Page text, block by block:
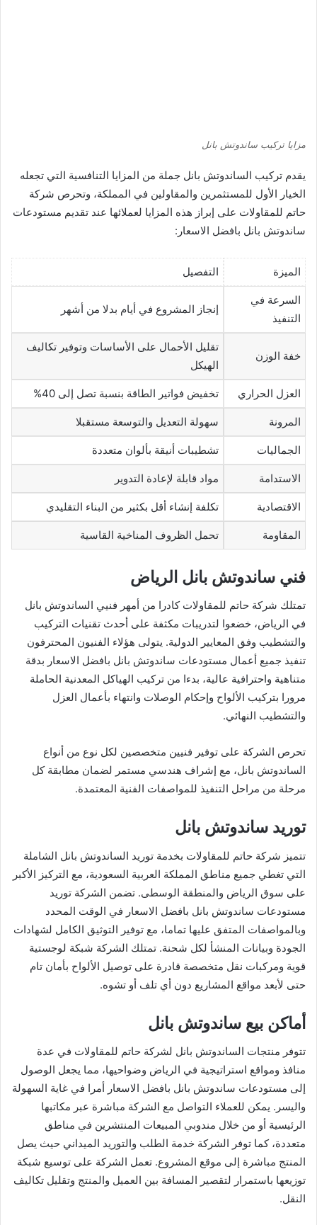
مزايا تركيب ساندوتش بانل
يقدم تركيب الساندوتش بانل جملة من المزايا التنافسية التي تجعله
الخيار الأول للمستثمرين والمقاولين في المملكة، وتحرص شركة
حاتم للمقاولات على إبراز هذه المزايا لعملائها عند تقديم مستودعات
ساندوتش بانل بافضل الاسعار:
الميزة التفصيل
السرعة في
التنفيذ
إنجاز المشروع في أيام بدلا من أشهر
خفة الوزن
تقليل الأحمال على الأساسات وتوفير تكاليف
الهيكل
العزل الحراري تخفيض فواتير الطاقة بنسبة تصل إلى 40%
المرونة سهولة التعديل والتوسعة مستقبلا
الجماليات تشطيبات أنيقة بألوان متعددة
الاستدامة مواد قابلة لإعادة التدوير
الاقتصادية تكلفة إنشاء أقل بكثير من البناء التقليدي
المقاومة تحمل الظروف المناخية القاسية
فني ساندوتش بانل الرياض
تمتلك شركة حاتم للمقاولات كادرا من أمهر فنيي الساندوتش بانل
في الرياض، خضعوا لتدريبات مكثفة على أحدث تقنيات التركيب
والتشطيب وفق المعايير الدولية. يتولى هؤلاء الفنيون المحترفون
تنفيذ جميع أعمال مستودعات ساندوتش بانل بافضل الاسعار بدقة
متناهية واحترافية عالية، بدءا من تركيب الهياكل المعدنية الحاملة
مرورا بتركيب الألواح وإحكام الوصلات وانتهاء بأعمال العزل
والتشطيب النهائي.
تحرص الشركة على توفير فنيين متخصصين لكل نوع من أنواع
الساندوتش بانل، مع إشراف هندسي مستمر لضمان مطابقة كل
مرحلة من مراحل التنفيذ للمواصفات الفنية المعتمدة.
توريد ساندوتش بانل
تتميز شركة حاتم للمقاولات بخدمة توريد الساندوتش بانل الشاملة
التي تغطي جميع مناطق المملكة العربية السعودية، مع التركيز الأكبر
على سوق الرياض والمنطقة الوسطى. تضمن الشركة توريد
مستودعات ساندوتش بانل بافضل الاسعار في الوقت المحدد
وبالمواصفات المتفق عليها تماما، مع توفير التوثيق الكامل لشهادات
الجودة وبيانات المنشأ لكل شحنة. تمتلك الشركة شبكة لوجستية
قوية ومركبات نقل متخصصة قادرة على توصيل الألواح بأمان تام
حتى لأبعد مواقع المشاريع دون أي تلف أو تشوه.
أماكن بيع ساندوتش بانل
تتوفر منتجات الساندوتش بانل لشركة حاتم للمقاولات في عدة
منافذ ومواقع استراتيجية في الرياض وضواحيها، مما يجعل الوصول
إلى مستودعات ساندوتش بانل بافضل الاسعار أمرا في غاية السهولة
واليسر. يمكن للعملاء التواصل مع الشركة مباشرة عبر مكاتبها
الرئيسية أو من خلال مندوبي المبيعات المنتشرين في مناطق
متعددة، كما توفر الشركة خدمة الطلب والتوريد الميداني حيث يصل
المنتج مباشرة إلى موقع المشروع. تعمل الشركة على توسيع شبكة
توزيعها باستمرار لتقصير المسافة بين العميل والمنتج وتقليل تكاليف
النقل.